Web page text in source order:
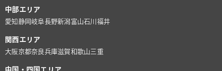
中部エリア
愛知 静岡 岐阜長野新潟富山石川 福井
関西エリア
大阪京都奈良兵庫滋賀和歌山 三重